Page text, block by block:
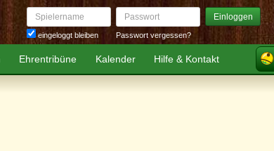
Spielername
eingeloggt bleiben
Passwort Einloggen
Passwort vergessen?
Ehrentribüne Kalender Hilfe & Kontakt